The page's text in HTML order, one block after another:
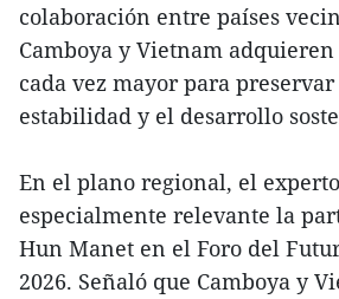
colaboración entre países
Camboya y Vietnam
cada vez mayor para
estabilidad y el desarrollo
En el plano regional, el
especialmente relevante la
Hun Manet en el Foro del
2026. Señaló que Camboya y